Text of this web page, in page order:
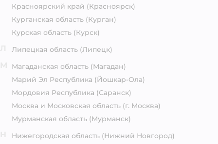
Красноярский край (Красноярск)
Курганская область (Курган)
Курская область (Курск)
Липецкая область (Липецк)
Магаданская область (Магадан)
Марий Эл Республика (Йошкар-Ола)
Мордовия Республика (Саранск)
Москва и Московская область (г. Москва)
Мурманская область (Мурманск)
Нижегородская область (Нижний Новгород)